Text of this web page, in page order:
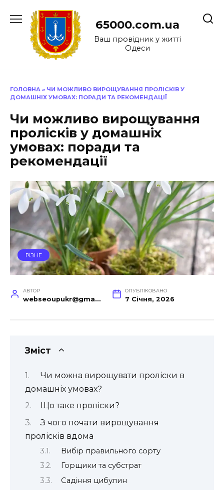
до
65000.com.ua
Ваш провідник у житті
Одеси
ГОЛОВНА » ЧИ МОЖЛИВО ВИРОЩУВАННЯ ПРОЛІСКІВ У
ДОМАШНІХ УМОВАХ: ПОРАДИ ТА РЕКОМЕНДАЦІЇ
Чи можливо вирощування
пролісків у домашніх
умовах: поради та
рекомендації
РІЗНЕ
АВТОР
webseoupukr@gmail.com
ОПУБЛІКОВАНО
7 Січня, 2026
Зміст
Чи можна вирощувати проліски в
домашніх умовах?
Що таке проліски?
З чого почати вирощування
пролісків вдома
Вибір правильного сорту
Горщики та субстрат
Садіння цибулин